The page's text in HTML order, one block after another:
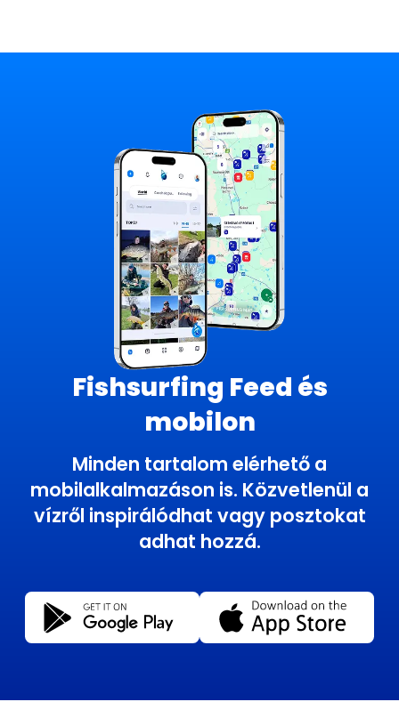
Fishsurfing Feed és
mobilon
Minden tartalom elérhető a
mobilalkalmazáson is. Közvetlenül a
vízről inspirálódhat vagy posztokat
adhat hozzá.